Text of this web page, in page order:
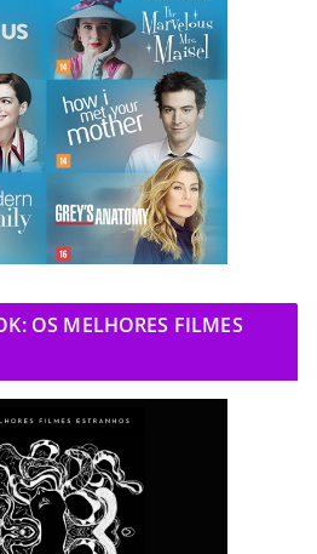
OS MELHORES FILMES